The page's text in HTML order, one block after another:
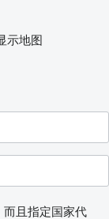
示地图
且指定国家代